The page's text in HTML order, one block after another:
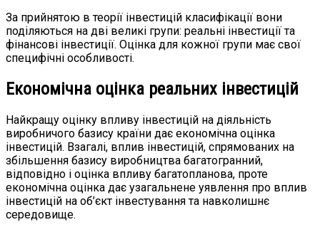
За прийнятою в теорії інвестицій класифікації вони
поділяються на дві великі групи: реальні інвестиції та
фінансові інвестиції. Оцінка для кожної групи має свої
специфічні особливості.
Економічна оцінка реальних інвестицій
Найкращу оцінку впливу інвестицій на діяльність
виробничого базису країни дає економічна оцінка
інвестицій. Взагалі, вплив інвестицій, спрямованих на
збільшення базису виробництва багатогранний,
відповідно і оцінка впливу багатопланова, проте
економічна оцінка дає узагальнене уявлення про вплив
інвестицій на об’єкт інвестування та навколишнє
середовище.